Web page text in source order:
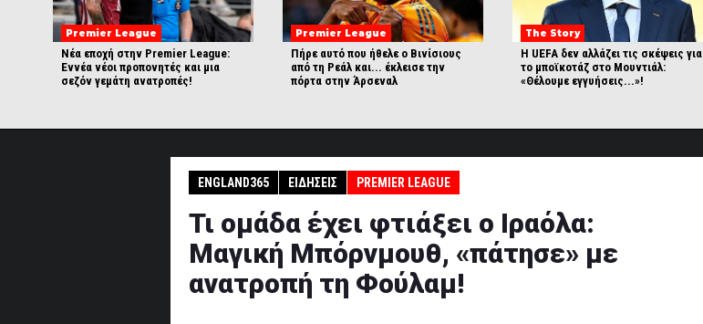
Premier League
Νέα εποχή στην Premier League:
Εννέα νέοι προπονητές και μια
σεζόν γεμάτη ανατροπές!
Premier League
Πήρε αυτό που ήθελε ο Βινίσιους
από τη Ρεάλ και... έκλεισε την
πόρτα στην Άρσεναλ
The Story
Η UEFA δεν αλλάζει τις σκέψεις για
το μποϊκοτάζ στο Μουντιάλ:
«Θέλουμε εγγυήσεις...»!
ENGLAND365 ΕΙΔΉΣΕΙΣ PREMIER LEAGUE
Τι ομάδα έχει φτιάξει ο Ιραόλα:
Μαγική Μπόρνμουθ, «πάτησε» με
ανατροπή τη Φούλαμ!